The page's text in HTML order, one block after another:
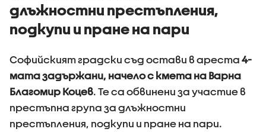
длъжностни престъпления,
подкупи и пране на пари
Софийският градски съд остави в ареста 4-
мата задържани, начело с кмета на Варна
Благомир Коцев. Те са обвинени за участие в
престъпна група за длъжностни
престъпления, подкупи и пране на пари.